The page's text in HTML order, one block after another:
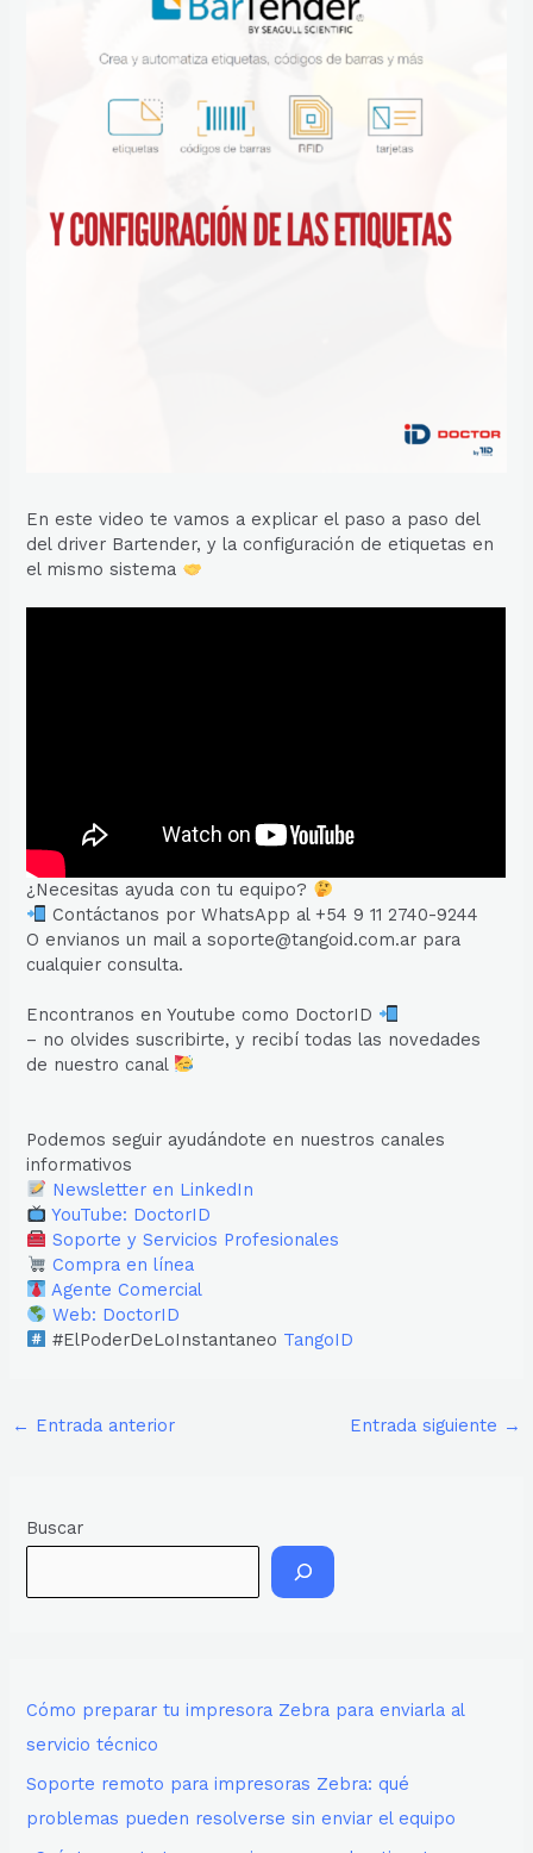
En este video te vamos a explicar el paso a paso del
del driver Bartender, y la configuración de etiquetas en
el mismo sistema
¿Necesitas ayuda con tu equipo?
Contáctanos por WhatsApp al +54 9 11 2740-9244
O envianos un mail a soporte@tangoid.com.ar para
cualquier consulta.
Encontranos en Youtube como DoctorID
– no olvides suscribirte, y recibí todas las novedades
de nuestro canal
Podemos seguir ayudándote en nuestros canales
informativos
Newsletter en LinkedIn
YouTube: DoctorID
Soporte y Servicios Profesionales
Compra en línea
Agente Comercial
Web: DoctorID
#ElPoderDeLoInstantaneo TangoID
← Entrada anterior Entrada siguiente →
Buscar
Cómo preparar tu impresora Zebra para enviarla al
servicio técnico
Soporte remoto para impresoras Zebra: qué
problemas pueden resolverse sin enviar el equipo